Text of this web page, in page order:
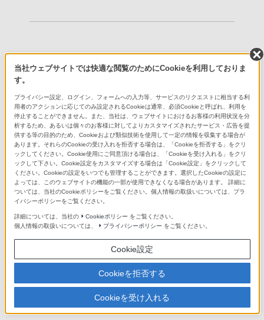
最近チェックした商品の傾向から
ズームレンズ（FE 16-25mm
F2.8 G）「SEL1625G」
SEL1625G
単焦点レンズ（FE 20mm
F1.8 G)「SEL20F18G」
SEL20F18G
最近チェックした商品
当社ウェブサイトでは快適な閲覧のためにCookieを利用しておりま
す。
プライバシー設定、ログイン、フォームへの入力等、サービスのリクエストに相当する利
用者のアクションに応じてのみ設定されるCookieは通常、必須Cookieと呼ばれ、利用を
停止することができません。また、当社は、ウェブサイトにおけるお客様の利用状況を分
析するため、あるいは個々のお客様に対してよりカスタマイズされたサービス・広告を提
供する等の目的のため、Cookieおよび類似技術を使用して一定の情報を収集する場合が
あります。それらのCookieの受け入れを拒否する場合は、「Cookieを拒否する」をクリ
ックしてください。Cookie使用にご同意頂ける場合は、「Cookieを受け入れる」をクリ
ックして下さい。Cookie設定をカスタマイズする場合は「Cookie設定」をクリックして
ください。Cookieの設定をいつでも管理することができます。選択したCookieの設定に
よっては、このウェブサイトの機能の一部が使用できなくなる場合があります。 詳細に
ついては、当社のCookieポリシーをご覧ください。個人情報の取扱いについては、プラ
イバシーポリシーをご覧ください。
詳細については、当社の Cookieポリシー をご覧ください。
個人情報の取扱いについては、
プライバシーポリシー をご覧ください。
Cookie設定
Cookieを拒否する
Cookieを受け入れる